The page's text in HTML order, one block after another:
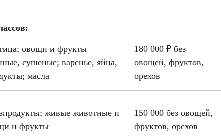
овощи и фрукты
сушеные; варенье, яйца,
масла
180 000 ₽ без
овощей, фруктов,
орехов
живые животные и
и фрукты
150 000 без овощей,
фруктов, орехов